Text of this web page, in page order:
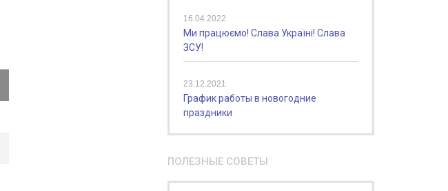
16.04.2022
Ми працюємо! Слава Україні! Слава
ЗСУ!
23.12.2021
График работы в новогодние
праздники
ПОЛЕЗНЫЕ СОВЕТЫ